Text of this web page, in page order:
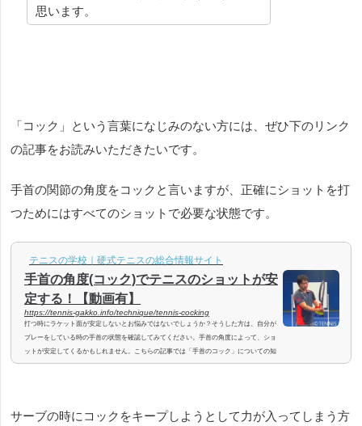
思います。
「コック」という言葉になじみのない方には、ぜひ下のリンク
の記事をお読みいただきたいです。
手首の関節の角度をコックと言いますが、正確にショットを打
つためにはすべてのショットで必要な状態です。
テニスの学校｜硬式テニスの総合情報サイト
手首の角度(コック)でテニスのショットが安
定する！【動画有】
https://tennis-gakko.info/technique/tennis-cocking
打つ時にラケット面が安定しないとお悩みではないでしょうか？そうした方は、自分が
プレーをしている時の手首の状態を確認してみてください。手首の角度によって、ショ
ットが安定してくるかもしれません。こちらの記事では「手首のコック」についての知
識とトレーニング方法を紹介します。「手首のコック」とは手首の関節の角度のことで
サーブの時にコックをキープしようとして力が入ってしまう方